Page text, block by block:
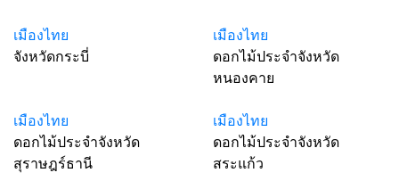
เมืองไทย
จังหวัดกระบี่
เมืองไทย
ดอกไม้ประจำจังหวัด
หนองคาย
เมืองไทย
ดอกไม้ประจำจังหวัด
สุราษฎร์ธานี
เมืองไทย
ดอกไม้ประจำจังหวัด
สระแก้ว